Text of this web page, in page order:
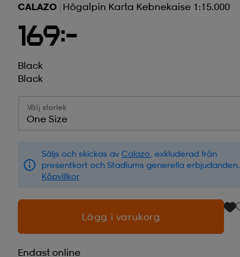
CALAZO Högalpin Karta Kebnekaise 1:15.000
169:-
Black
Black
Välj storlek
One Size
Säljs och skickas av Calazo , exkluderad från
presentkort och Stadiums generella erbjudanden.
Köpvillkor
Lägg i varukorg
Endast online